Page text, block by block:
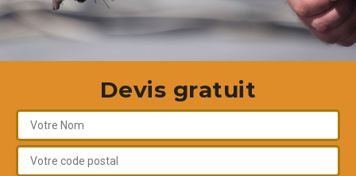
Devis gratuit